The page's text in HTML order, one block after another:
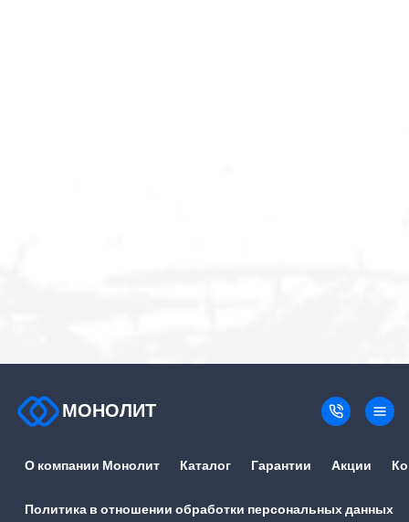
МОНОЛИТ
О компании Монолит Каталог Гарантии Акции
Политика в отношении обработки персональных данных